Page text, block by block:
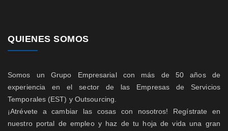
QUIENES SOMOS
Somos un Grupo Empresarial con más de 50 años de
experiencia en el sector de las Empresas de Servicios
Temporales (EST) y Outsourcing.
¡Atrévete a cambiar las cosas con nosotros! Regístrate en
nuestro portal de empleo y haz de tu hoja de vida una gran